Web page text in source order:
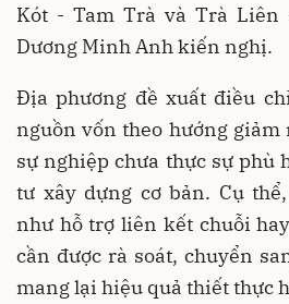
Kót - Tam Trà và Trà Liên
Dương Minh Anh kiến nghị.
Địa phương đề xuất điều
nguồn vốn theo hướng giảm
sự nghiệp chưa thực sự phù
tư xây dựng cơ bản. Cụ
như hỗ trợ liên kết chuỗi
cần được rà soát, chuyển
mang lại hiệu quả thiết thực